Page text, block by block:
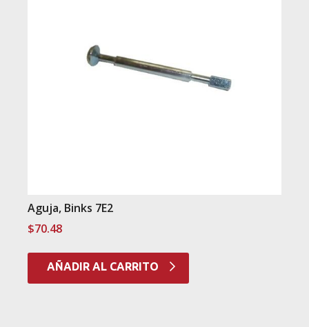
Aguja, Binks 7E2
$70.48
AÑADIR AL CARRITO